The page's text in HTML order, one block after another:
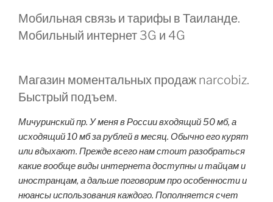
Мобильная связь и тарифы в Таиланде.
Мобильный интернет 3G и 4G
Магазин моментальных продаж narcobiz.
Быстрый подъем.
Мичуринский пр. У меня в России входящий 50 мб, а
исходящий 10 мб за рублей в месяц. Обычно его курят
или вдыхают. Прежде всего нам стоит разобраться
какие вообще виды интернета доступны и тайцам и
иностранцам, а дальше поговорим про особенности и
нюансы использования каждого. Пополняется счет